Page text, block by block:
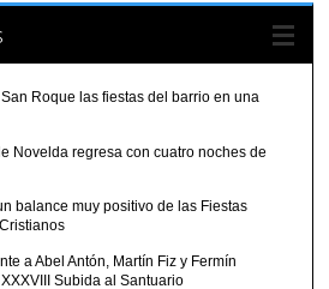
Roque las fiestas del barrio en una
Novelda regresa con cuatro noches de
balance muy positivo de las Fiestas
a Abel Antón, Martín Fiz y Fermín
Subida al Santuario